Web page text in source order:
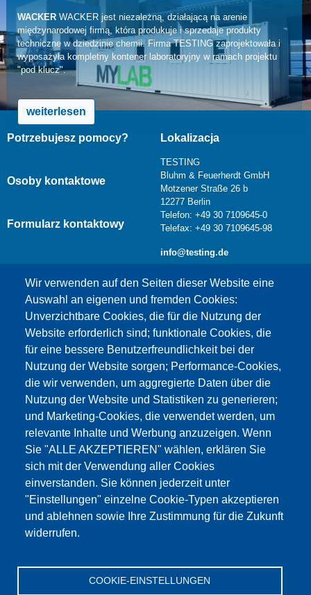
WACKERWACKER jest niezależną, działającą na arenie
międzynarodowej firmą, która produkuje i sprzedaje produkty
techniczne w dziedzinie chemii. Firma TESTING zaprojektowała i
wyposażyła kompletny kontener laboratoryjny w ramach projektu
"pod klucz".
weiterlesen
Wir verwenden auf den Seiten dieser Website eine
Auswahl an eigenen und fremden Cookies:
Unverzichtbare Cookies, die für die Nutzung der
Website erforderlich sind; funktionale Cookies, die
für eine bessere Benutzerfreundlichkeit bei der
Nutzung der Website sorgen; Performance-Cookies,
die wir verwenden, um aggregierte Daten über die
Nutzung der Website und Statistiken zu generieren;
und Marketing-Cookies, die verwendet werden, um
relevante Inhalte und Werbung anzuzeigen. Wenn
Sie "ALLE AKZEPTIEREN" wählen, erklären Sie
sich mit der Verwendung aller Cookies
einverstanden. Sie können jederzeit unter
"Einstellungen" einzelne Cookie-Typen akzeptieren
und ablehnen sowie Ihre Zustimmung für die Zukunft
widerrufen.
COOKIE-EINSTELLUNGEN
Potrzebujesz pomocy?
Osoby kontaktowe
Formularz kontaktowy
Lokalizacja
TESTING
Bluhm & Feuerherdt GmbH
Motzener Straße 26 b
12277 Berlin
Telefon: +49 30 7109645-0
Telefax: +49 30 7109645-98
info@testing.de
Dieser Inhalt ist blockiert, da die Google Maps
Cookies nicht akzeptiert wurden.
NUR DIE GOOGLE MAPS COOKIES
AKZEPTIEREN.
Alle Cookies akzeptieren